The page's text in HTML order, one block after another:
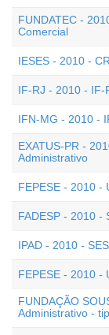
FUNDATEC -
Comercial
IESES - 2010 -
IF-RJ - 2010 - IF-
IFN-MG - 2010 -
EXATUS-PR -
Administrativo
FEPESE - 2010 -
FADESP - 2010 -
IPAD - 2010 -
FEPESE - 2010 -
FUNDAÇÃO
Administrativo -